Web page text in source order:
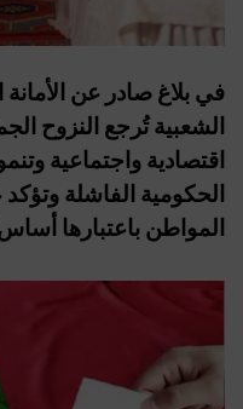
في بلاغ صادر عن
الشعبية تُرجع النزوح
اقتصادية واجتماعية
الحكومية الفاشلة
المواطن باعتبارها